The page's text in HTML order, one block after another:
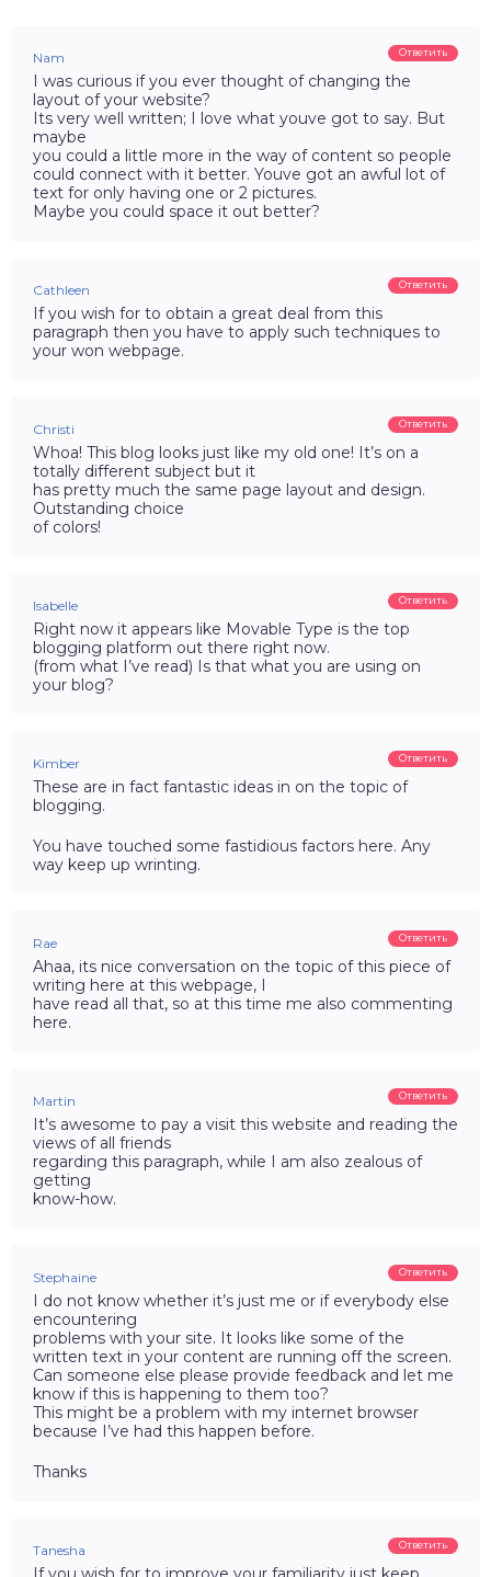
Nam Ответить
I was curious if you ever thought of changing the
layout of your website?
Its very well written; I love what youve got to say. But
maybe
you could a little more in the way of content so people
could connect with it better. Youve got an awful lot of
text for only having one or 2 pictures.
Maybe you could space it out better?
Cathleen Ответить
If you wish for to obtain a great deal from this
paragraph then you have to apply such techniques to
your won webpage.
Christi Ответить
Whoa! This blog looks just like my old one! It’s on a
totally different subject but it
has pretty much the same page layout and design.
Outstanding choice
of colors!
Isabelle Ответить
Right now it appears like Movable Type is the top
blogging platform out there right now.
(from what I’ve read) Is that what you are using on
your blog?
Kimber Ответить
These are in fact fantastic ideas in on the topic of
blogging.
You have touched some fastidious factors here. Any
way keep up wrinting.
Rae Ответить
Ahaa, its nice conversation on the topic of this piece of
writing here at this webpage, I
have read all that, so at this time me also commenting
here.
Martin Ответить
It’s awesome to pay a visit this website and reading the
views of all friends
regarding this paragraph, while I am also zealous of
getting
know-how.
Stephaine Ответить
I do not know whether it’s just me or if everybody else
encountering
problems with your site. It looks like some of the
written text in your content are running off the screen.
Can someone else please provide feedback and let me
know if this is happening to them too?
This might be a problem with my internet browser
because I’ve had this happen before.
Thanks
Tanesha Ответить